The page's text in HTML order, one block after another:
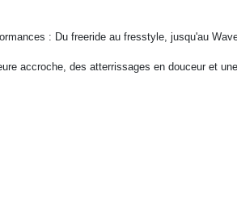
: Du freeride au fresstyle, jusqu'au
accroche, des atterrissages en douceur et